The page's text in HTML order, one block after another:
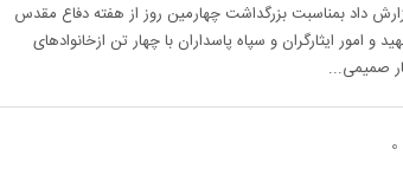
داد بمناسبت بزرگداشت چهارمین روز از هفته دفاع مقدس
و امور ایثارگران و سپاه پاسداران با چهار تن ازخانوادهای
صمیمی...